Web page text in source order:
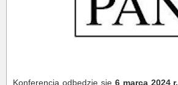
Konferencja odbędzie się 6 marca 2024 r.